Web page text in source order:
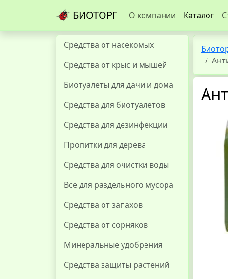
БИОТОРГ О компании Каталог
Средства от насекомых
Средства от крыс и мышей
Биотуалеты для дачи и дома
Средства для биотуалетов
Средства для дезинфекции
Пропитки для дерева
Средства для очистки воды
Все для раздельного мусора
Средства от запахов
Средства от сорняков
Минеральные удобрения
Средства защиты растений